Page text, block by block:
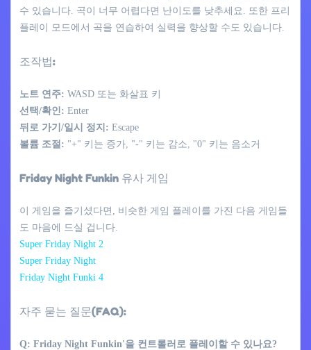
수 있습니다. 곡이 너무 어렵다면 난이도를 낮추세요. 또한 프리
플레이 모드에서 곡을 연습하여 실력을 향상할 수도 있습니다.
조작법:
노트 연주: WASD 또는 화살표 키
선택/확인: Enter
뒤로 가기/일시 정지: Escape
볼륨 조절: "+" 키는 증가, "-" 키는 감소, "0" 키는 음소거
Friday Night Funkin 유사 게임
이 게임을 즐기셨다면, 비슷한 게임 플레이를 가진 다음 게임들
도 마음에 드실 겁니다.
Super Friday Night 2
Super Friday Night
Friday Night Funki 4
자주 묻는 질문(FAQ):
Q: Friday Night Funkin'을 컨트롤러로 플레이할 수 있나요?